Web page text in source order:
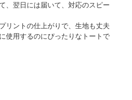
、翌日には届いて、対応のスピー
リントの仕上がりで、生地も丈夫
使用するのにぴったりなトートで